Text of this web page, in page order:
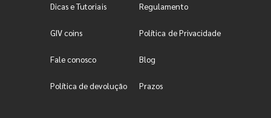
Dicas e Tutoriais Regulamento
GIV coins Política de Privacidade
Fale conosco Blog
Política de devolução Prazos